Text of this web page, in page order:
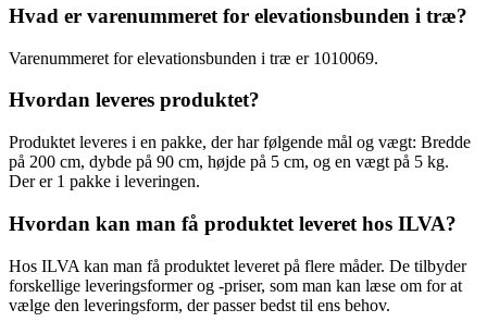
Hvad er varenummeret for elevationsbunden i træ?
Varenummeret for elevationsbunden i træ er 1010069.
Hvordan leveres produktet?
Produktet leveres i en pakke, der har følgende mål og vægt: Bredde
på 200 cm, dybde på 90 cm, højde på 5 cm, og en vægt på 5 kg.
Der er 1 pakke i leveringen.
Hvordan kan man få produktet leveret hos ILVA?
Hos ILVA kan man få produktet leveret på flere måder. De tilbyder
forskellige leveringsformer og -priser, som man kan læse om for at
vælge den leveringsform, der passer bedst til ens behov.